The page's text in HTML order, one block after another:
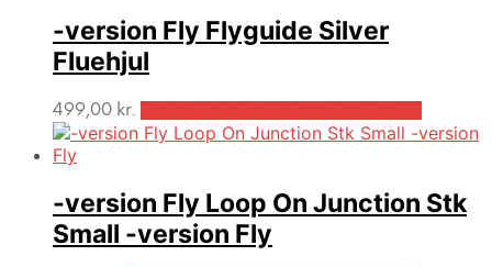
-version Fly Flyguide Silver
Fluehjul
499,00 kr.
-version Fly Loop On Junction Stk
Small -version Fly